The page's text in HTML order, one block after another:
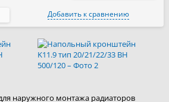
Добавить к сравнению
наружного монтажа радиаторов